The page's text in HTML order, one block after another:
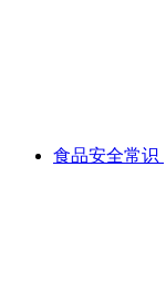
食品安全常识